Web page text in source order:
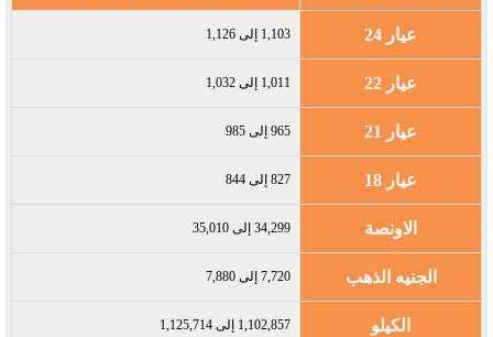
عيار 24 1,103 إلى 1,126
عيار 22 1,011 إلى 1,032
عيار 21 965 إلى 985
عيار 18 827 إلى 844
الاونصة 34,299 إلى 35,010
الجنيه الذهب 7,720 إلى 7,880
الكيلو 1,102,857 إلى 1,125,714